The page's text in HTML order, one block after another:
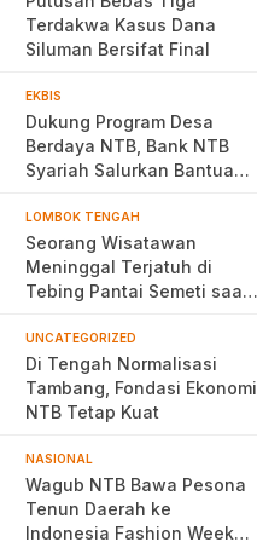
Terdakwa Kasus Dana
Siluman Bersifat Final
EKBIS
Dukung Program Desa
Berdaya NTB, Bank NTB
Syariah Salurkan Bantuan
LOMBOK TENGAH
Seorang Wisatawan
Meninggal Terjatuh di
Tebing Pantai Semeti saat
UNCATEGORIZED
Di Tengah Normalisasi
Tambang, Fondasi Ekonomi
NTB Tetap Kuat
NASIONAL
Wagub NTB Bawa Pesona
Tenun Daerah ke
Indonesia Fashion Week